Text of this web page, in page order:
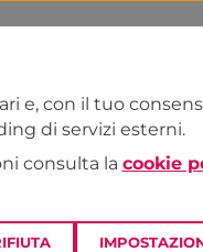
NOTIZIE DAI TERRITORI
e, con il tuo
di servizi esterni.
consulta la cookie